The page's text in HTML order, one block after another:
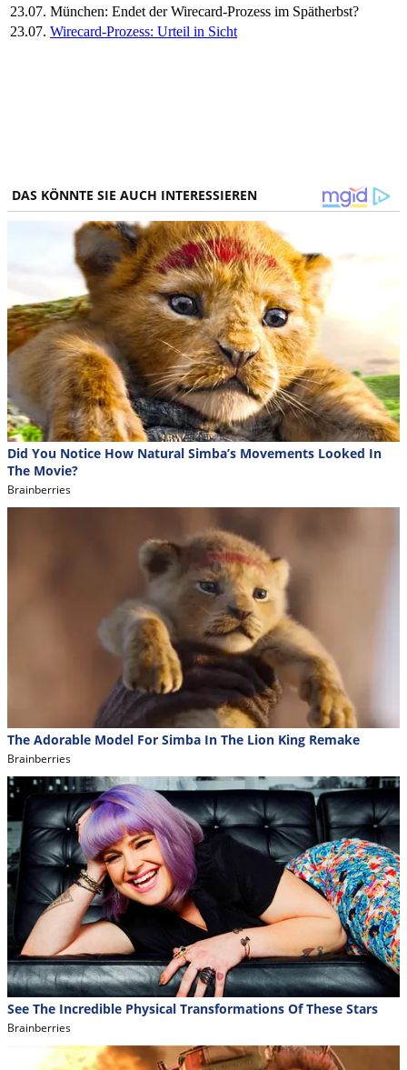
23.07. München: Endet der Wirecard-Prozess im Spätherbst?
23.07. Wirecard-Prozess: Urteil in Sicht